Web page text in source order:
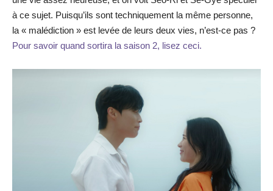
à ce sujet. Puisqu’ils sont techniquement la même personne,
la « malédiction » est levée de leurs deux vies, n’est-ce pas ?
Pour savoir quand sortira la saison 2, lisez ceci.